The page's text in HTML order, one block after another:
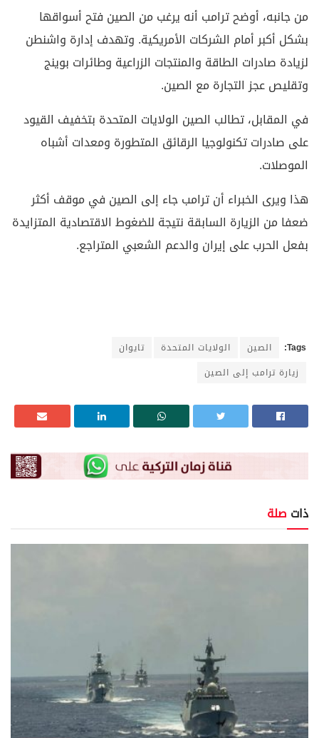
من جانبه، أوضح ترامب أنه يرغب من الصين فتح أسواقها
بشكل أكبر أمام الشركات الأمريكية. وتهدف إدارة واشنطن
لزيادة صادرات الطاقة والمنتجات الزراعية وطائرات بوينج
وتقليص عجز التجارة مع الصين.
في المقابل، تطالب الصين الولايات المتحدة بتخفيف القيود
على صادرات تكنولوجيا الرقائق المتطورة ومعدات أشباه
الموصلات.
هذا ويرى الخبراء أن ترامب جاء إلى الصين في موقف أكثر
ضعفا من الزيارة السابقة نتيجة للضغوط الاقتصادية المتزايدة
بفعل الحرب على إيران والدعم الشعبي المتراجع.
Tags: الصين الولايات المتحدة
تايوان
زيارة ترامب إلى الصين
ذات صلة